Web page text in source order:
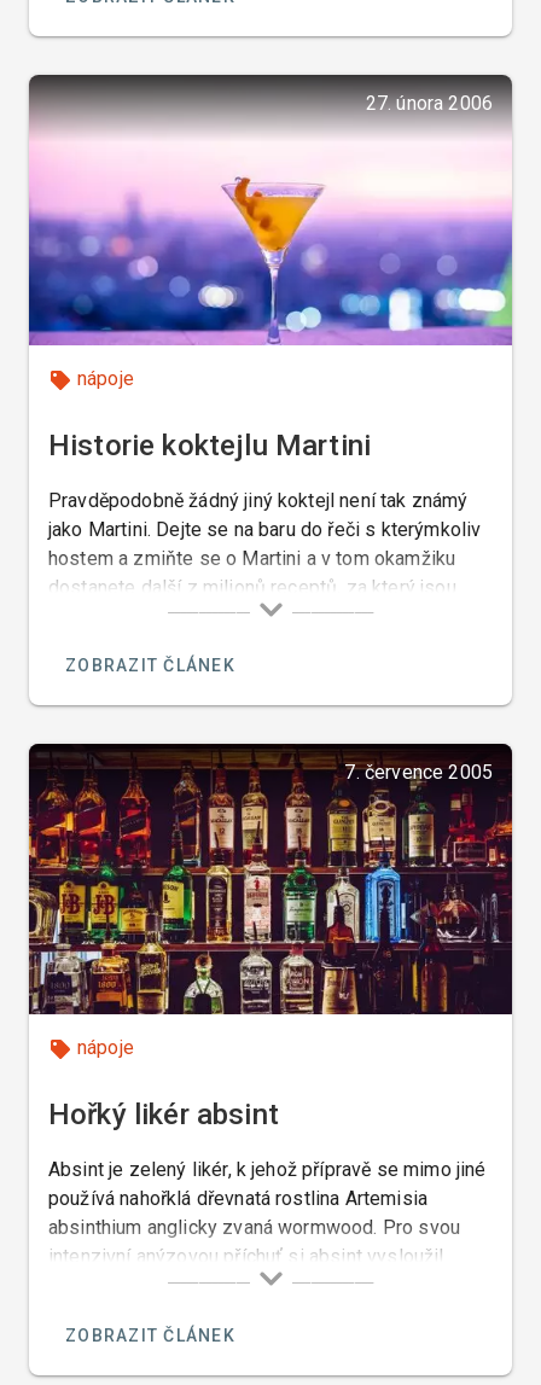
27. února 2006
nápoje
Historie koktejlu Martini
Pravděpodobně žádný jiný koktejl není tak známý
jako Martini. Dejte se na baru do řeči s kterýmkoliv
hostem a zmiňte se o Martini a v tom okamžiku
dostanete další z milionů receptů, za který jsou
jeho vyznavači ochotni bojovat.
ZOBRAZIT ČLÁNEK
7. července 2005
nápoje
Hořký likér absint
Absint je zelený likér, k jehož přípravě se mimo jiné
používá nahořklá dřevnatá rostlina Artemisia
absinthium anglicky zvaná wormwood. Pro svou
intenzivní anýzovou příchuť si absint vysloužil
francouzský název anisette.
ZOBRAZIT ČLÁNEK